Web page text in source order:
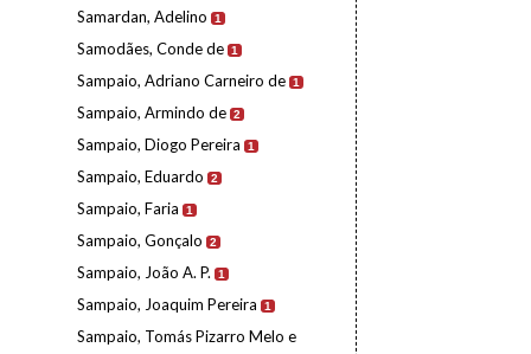
Samardan, Adelino 1
Samodães, Conde de 1
Sampaio, Adriano Carneiro de 1
Sampaio, Armindo de 2
Sampaio, Diogo Pereira 1
Sampaio, Eduardo 2
Sampaio, Faria 1
Sampaio, Gonçalo 2
Sampaio, João A. P. 1
Sampaio, Joaquim Pereira 1
Sampaio, Tomás Pizarro Melo e